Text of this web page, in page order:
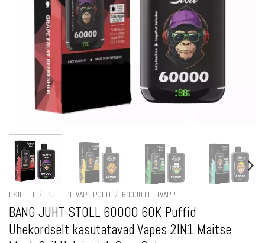
ESILEHT / PUFFIDE VAPE POED / 60000 LEHTVAPP
BANG JUHT STOLL 60000 60K Puffid
Ühekordselt kasutatavad Vapes 2IN1 Maitse